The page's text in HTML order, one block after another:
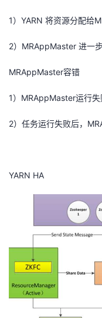
1）YARN 将资源分配给
2）MRAppMaster 进一
MRAppMaster容错
1）MRAppMaster运行
2）任务运行失败后，
YARN HA